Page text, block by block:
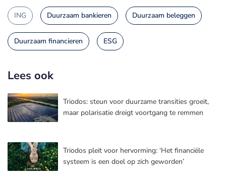
ING Duurzaam bankieren Duurzaam beleggen
Duurzaam financieren ESG
Lees ook
Triodos: steun voor duurzame transities groeit,
maar polarisatie dreigt voortgang te remmen
Triodos pleit voor hervorming: ‘Het financiële
systeem is een doel op zich geworden’